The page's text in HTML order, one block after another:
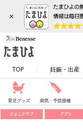
×
TOP 妊娠・出産
育児グッズ 病気・予防接種
ひよこクラブ アプリ